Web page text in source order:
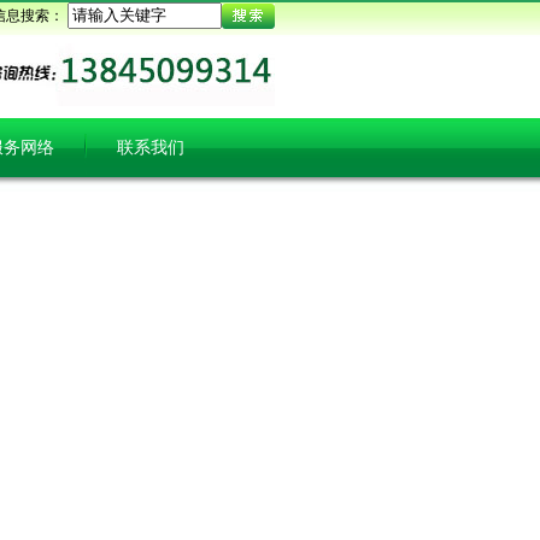
息搜索：
务网络 联系我们